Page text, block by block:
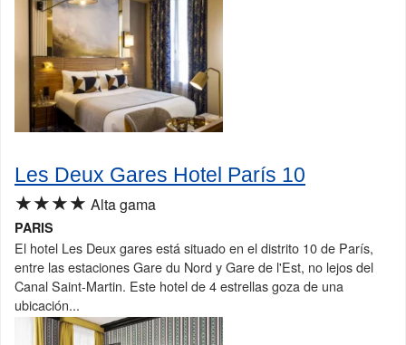
Les Deux Gares Hotel París 10
★★★★ Alta gama
PARIS
El hotel Les Deux gares está situado en el distrito 10 de París,
entre las estaciones Gare du Nord y Gare de l'Est, no lejos del
Canal Saint-Martin. Este hotel de 4 estrellas goza de una
ubicación...